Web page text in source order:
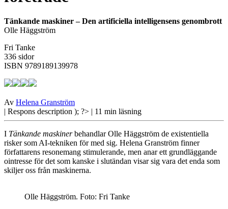
Tänkande maskiner – Den artificiella intelligensens genombrott
Olle Häggström
Fri Tanke
336 sidor
ISBN 9789189139978
Av Helena Granström
| Respons description ); ?> | 11 min läsning
I Tänkande maskinerbehandlar Olle Häggström de existentiella
risker som AI-tekniken för med sig. Helena Granström finner
författarens resonemang stimulerande, men anar ett grundläggande
ointresse för det som kanske i slutändan visar sig vara det enda som
skiljer oss från maskinerna.
Olle Häggström. Foto: Fri Tanke